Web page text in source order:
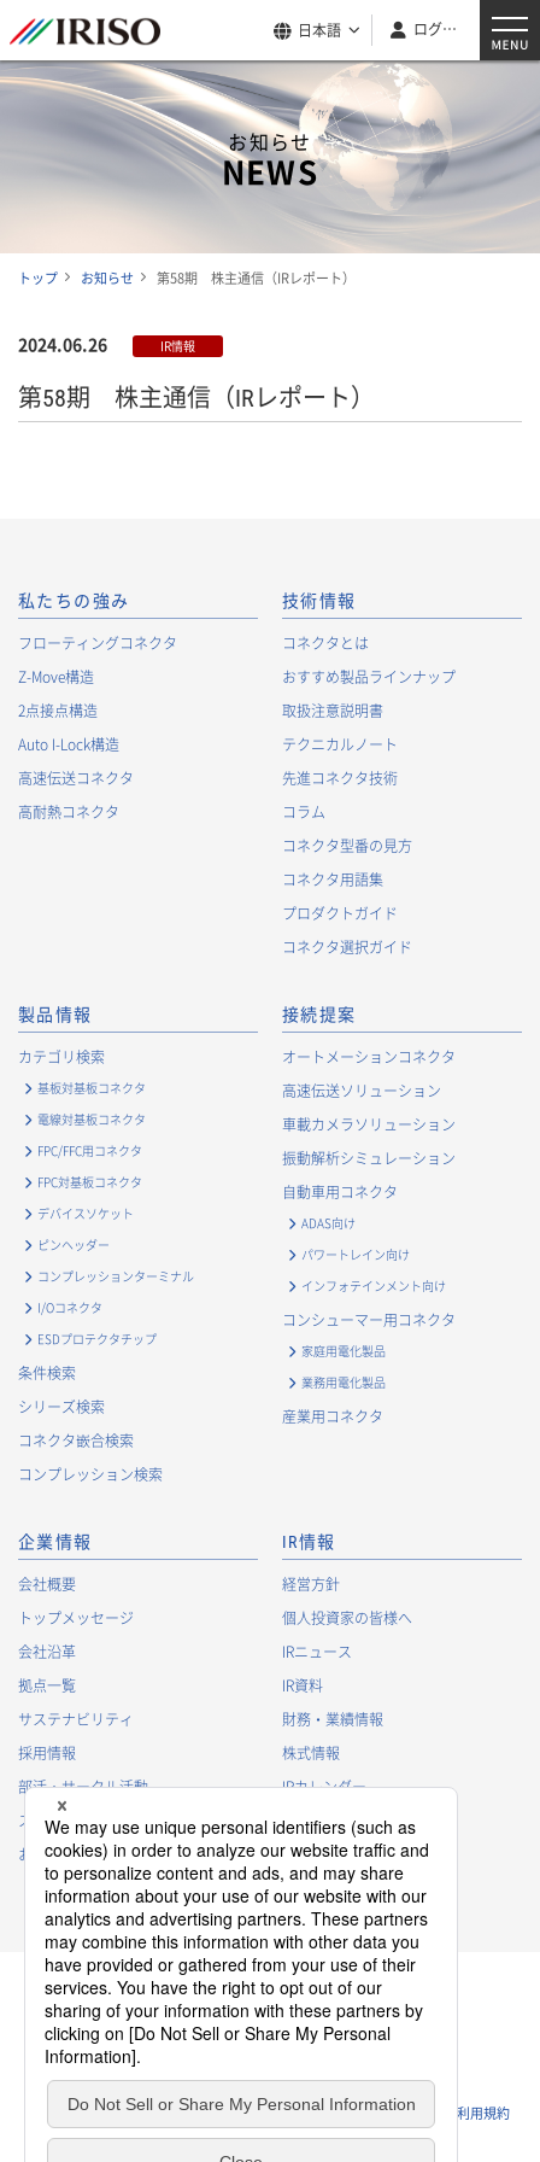
日本語 ログイン
お知らせ
NEWS
トップ お知らせ 第58期 株主通信（IRレポート）
2024.06.26 IR情報
第58期 株主通信（IRレポート）
私たちの強み
フローティングコネクタ
Z-Move構造
2点接点構造
Auto I-Lock構造
高速伝送コネクタ
高耐熱コネクタ
技術情報
コネクタとは
おすすめ製品ラインナップ
取扱注意説明書
テクニカルノート
先進コネクタ技術
コラム
コネクタ型番の見方
コネクタ用語集
プロダクトガイド
コネクタ選択ガイド
製品情報
カテゴリ検索
基板対基板コネクタ
電線対基板コネクタ
FPC/FFC用コネクタ
FPC対基板コネクタ
デバイスソケット
ピンヘッダー
コンプレッションターミナル
I/Oコネクタ
ESDプロテクタチップ
条件検索
シリーズ検索
コネクタ嵌合検索
コンプレッション検索
接続提案
オートメーションコネクタ
高速伝送ソリューション
車載カメラソリューション
振動解析シミュレーション
自動車用コネクタ
ADAS向け
パワートレイン向け
インフォテインメント向け
コンシューマー用コネクタ
家庭用電化製品
業務用電化製品
産業用コネクタ
企業情報
会社概要
トップメッセージ
会社沿革
拠点一覧
サステナビリティ
採用情報
部活・サークル活動
スポンサー活動
お問い合わせ
IR情報
経営方針
個人投資家の皆様へ
IRニュース
IR資料
財務・業績情報
株式情報
IRカレンダー
IRに関するよくあるご質問
IRポリシー
免責事項
プライバシーポリシー
クッキーポリシー
ソーシャルメディアポリシー
ウェブサイトのご利用条件 利用規約